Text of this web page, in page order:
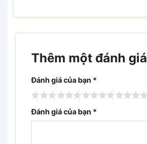
Thêm một đánh giá
Đánh giá của bạn *
Đánh giá của bạn *